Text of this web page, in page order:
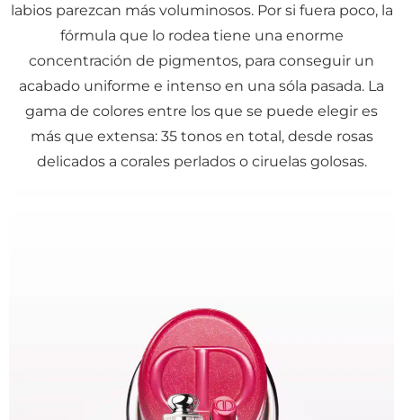
labios parezcan más voluminosos. Por si fuera poco, la
fórmula que lo rodea tiene una enorme
concentración de pigmentos, para conseguir un
acabado uniforme e intenso en una sóla pasada. La
gama de colores entre los que se puede elegir es
más que extensa: 35 tonos en total, desde rosas
delicados a corales perlados o ciruelas golosas.